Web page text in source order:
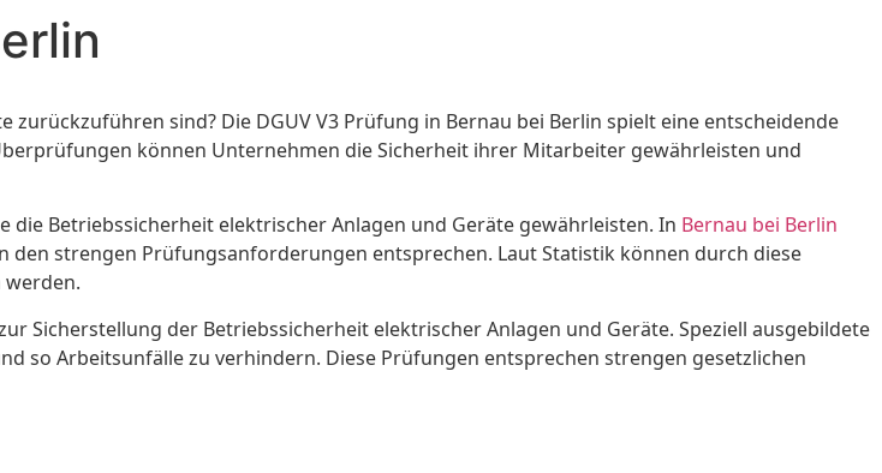
sind? Die DGUV V3 Prüfung in Bernau bei Berlin spielt eine entscheidende
können Unternehmen die Sicherheit ihrer Mitarbeiter gewährleisten und
Betriebssicherheit elektrischer Anlagen und Geräte gewährleisten. In Bernau bei Berlin
den strengen Prüfungsanforderungen entsprechen. Laut Statistik können durch diese
Sicherstellung der Betriebssicherheit elektrischer Anlagen und Geräte. Speziell ausgebildete
so Arbeitsunfälle zu verhindern. Diese Prüfungen entsprechen strengen gesetzlichen